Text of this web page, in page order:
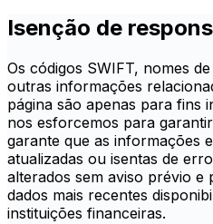
Isenção de
Os códigos SWIFT, nomes
outras informações
página são apenas para fins
nos esforcemos para
garante que as informações
atualizadas ou isentas de
alterados sem aviso prévio e
dados mais recentes
instituições financeiras.